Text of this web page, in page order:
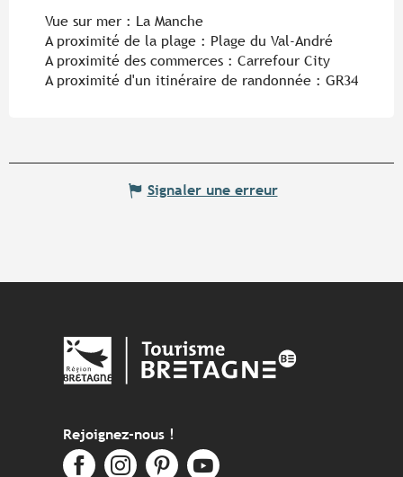
Vue sur mer : La Manche
A proximité de la plage : Plage du Val-André
A proximité des commerces : Carrefour City
A proximité d'un itinéraire de randonnée : GR34
Signaler une erreur
Rejoignez-nous !